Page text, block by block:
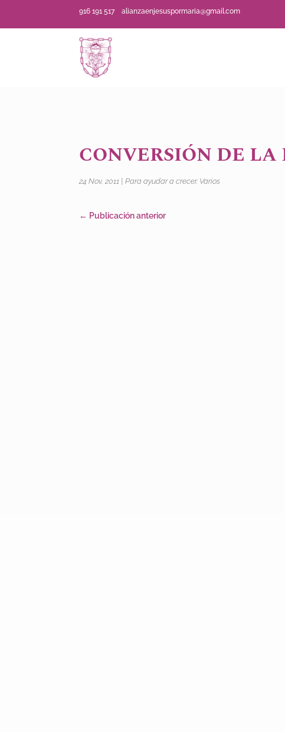
916 191 517alianzaenjesuspormaria@gmail.com
CONVERSIÓN DE LA
24 Nov, 2011 |Para ayudar a crecer. Varios
← Publicación anterior